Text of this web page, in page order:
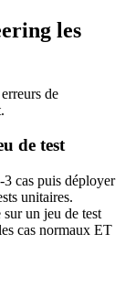
les
de
de test
cas puis déployer
unitaires.
un jeu de test
cas normaux ET